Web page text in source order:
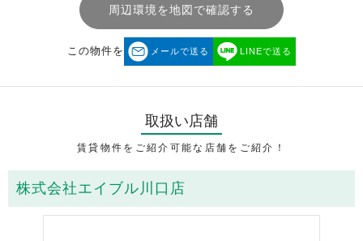
周辺環境を地図で確認する
この物件を メールで送る LINEで送る
取扱い店舗
賃貸物件をご紹介可能な店舗をご紹介！
株式会社エイブル川口店